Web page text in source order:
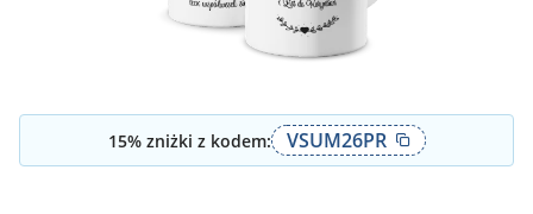
15% zniżki z kodem: VSUM26PR